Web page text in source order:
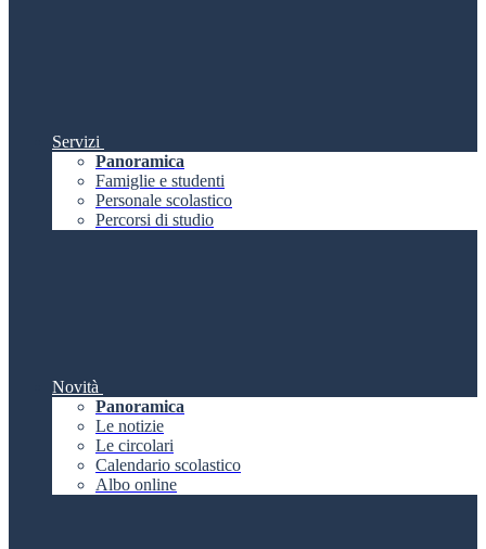
Servizi
Panoramica
Famiglie e studenti
Personale scolastico
Percorsi di studio
Novità
Panoramica
Le notizie
Le circolari
Calendario scolastico
Albo online